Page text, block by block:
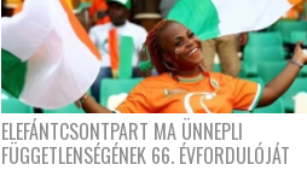
ELEFÁNTCSONTPART MA ÜNNEPLI
FÜGGETLENSÉGÉNEK 66. ÉVFORDULÓJÁT